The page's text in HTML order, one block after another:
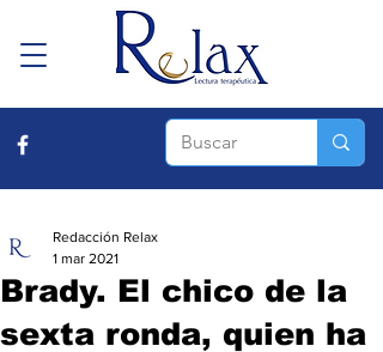
Brady. El chico de la
sexta ronda, quien ha
Redacción Relax
1 mar 2021